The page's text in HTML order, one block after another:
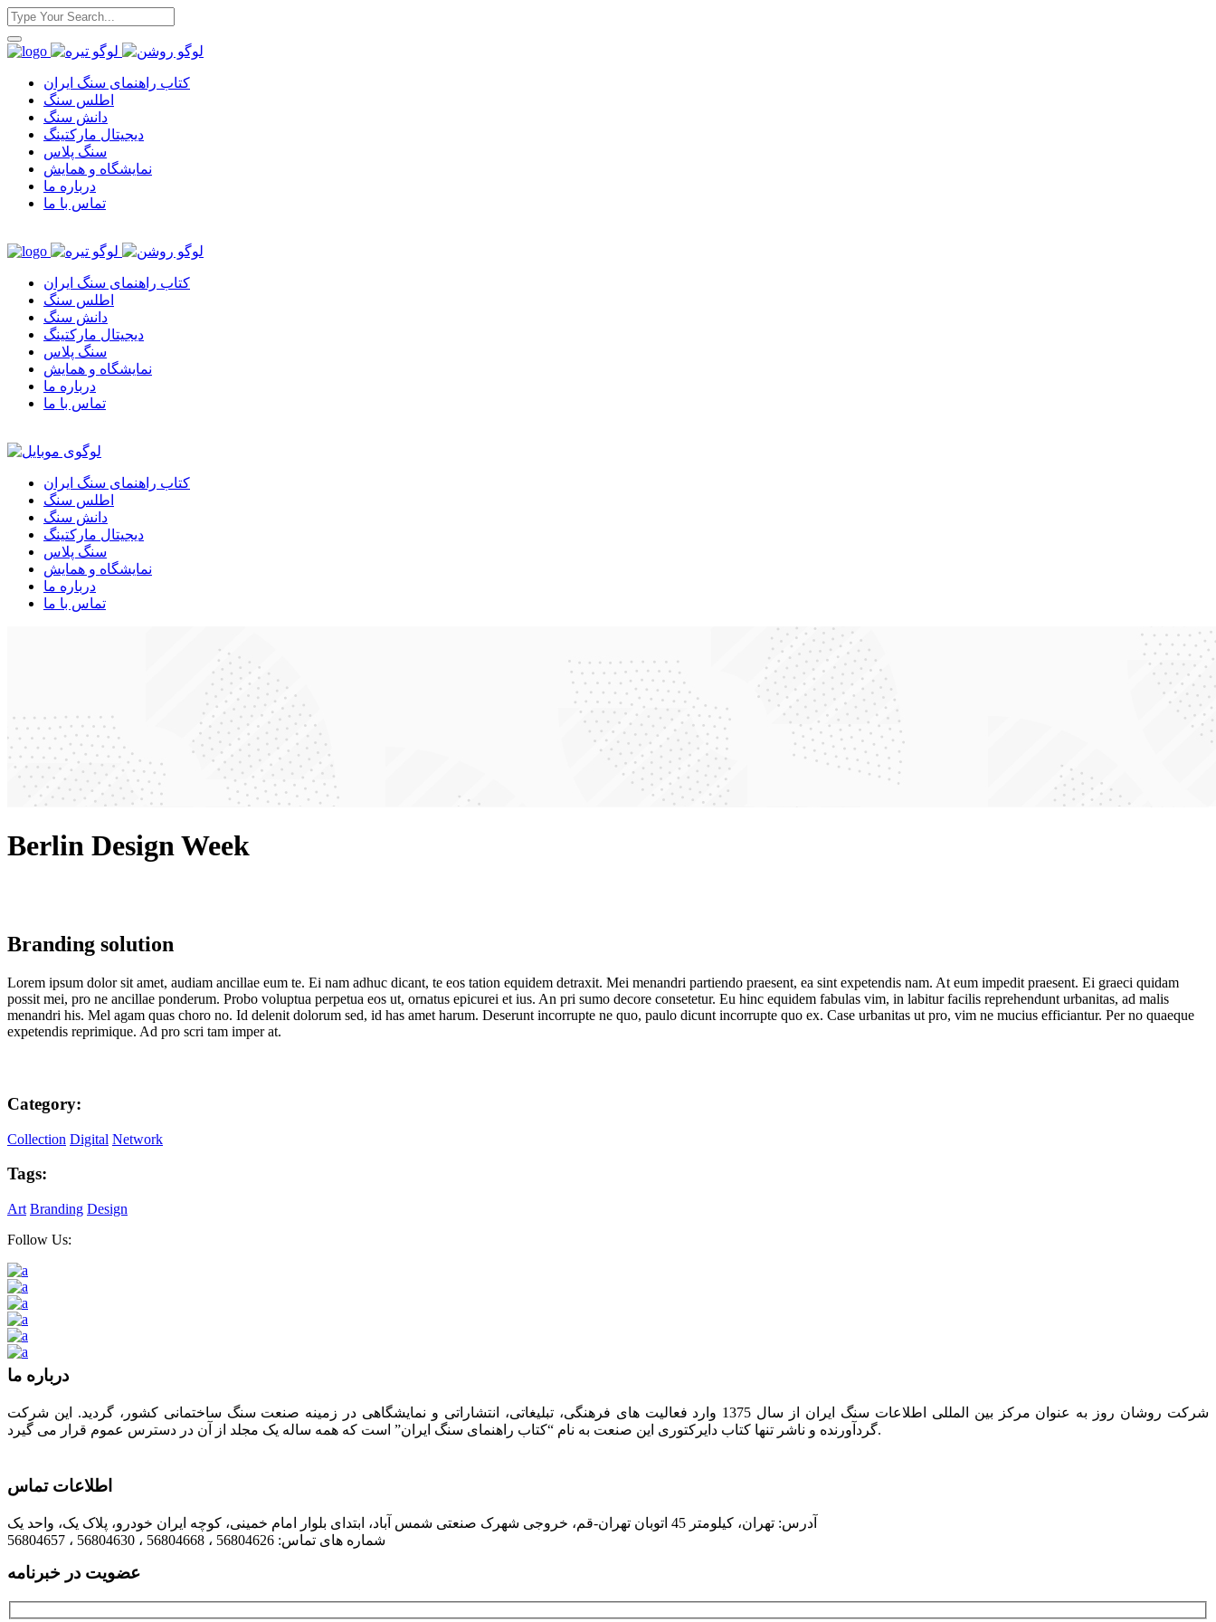
کتاب راهنمای سنگ ایران
اطلس سنگ
دانش سنگ
دیجیتال مارکتینگ
سنگ پلاس
نمایشگاه و همایش
درباره ما
تماس با ما
کتاب راهنمای سنگ ایران
اطلس سنگ
دانش سنگ
دیجیتال مارکتینگ
سنگ پلاس
نمایشگاه و همایش
درباره ما
تماس با ما
کتاب راهنمای سنگ ایران
اطلس سنگ
دانش سنگ
دیجیتال مارکتینگ
سنگ پلاس
نمایشگاه و همایش
درباره ما
تماس با ما
Berlin Design Week
Branding solution
Lorem ipsum dolor sit amet, audiam ancillae eum te. Ei nam adhuc dicant, te eos tation equidem detraxit. Mei menandri partiendo praesent, ea sint expetendis nam. At eum impedit praesent. Ei graeci quidam
possit mei, pro ne ancillae ponderum. Probo voluptua perpetua eos ut, ornatus epicurei et ius. An pri sumo decore consetetur. Eu hinc equidem fabulas vim, in labitur facilis reprehendunt urbanitas, ad malis
menandri his. Mel agam quas choro no. Id delenit dolorum sed, id has amet harum. Deserunt incorrupte ne quo, paulo dicunt incorrupte quo ex. Case urbanitas ut pro, vim ne mucius efficiantur. Per no quaeque
expetendis reprimique. Ad pro scri tam imper at.
Category:
Collection Digital Network
Tags:
Art Branding Design
Follow Us:
درباره ما
شرکت روشان روز به عنوان مرکز بین المللی اطلاعات سنگ ایران از سال 1375 وارد فعالیت های فرهنگی، تبلیغاتی، انتشاراتی و نمایشگاهی در زمینه صنعت سنگ ساختمانی کشور، گردید. این شرکت
گردآورنده و ناشر تنها کتاب دایرکتوری این صنعت به نام “کتاب راهنمای سنگ ایران” است که همه ساله یک مجلد از آن در دسترس عموم قرار می گیرد.
اطلاعات تماس
آدرس: تهران، کیلومتر 45 اتوبان تهران-قم، خروجی شهرک صنعتی شمس آباد، ابتدای بلوار امام خمینی، کوچه ایران خودرو، پلاک یک، واحد یک
شماره های تماس: 56804626 ، 56804668 ، 56804630 ، 56804657
عضویت در خبرنامه